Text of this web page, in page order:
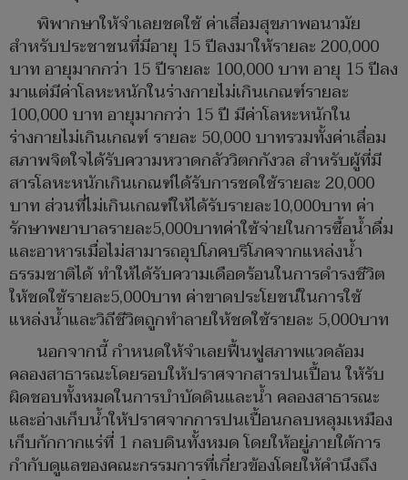
พิพากษาให้จำเลยชดใช้ ค่าเสื่อมสุขภาพอนามัย
สำหรับประชาชนที่มีอายุ 15 ปีลงมาให้รายละ 200,000
บาท อายุมากกว่า 15 ปีรายละ 100,000 บาท อายุ 15 ปีลง
มาแต่มีค่าโลหะหนักในร่างกายไม่เกินเกณฑ์รายละ
100,000 บาท อายุมากกว่า 15 ปี มีค่าโลหะหนักใน
ร่างกายไม่เกินเกณฑ์ รายละ 50,000 บาทรวมทั้งค่าเสื่อม
สภาพจิตใจได้รับความหวาดกลัววิตกกังวล สำหรับผู้ที่มี
สารโลหะหนักเกินเกณฑ์ได้รับการชดใช้รายละ 20,000
บาท ส่วนที่ไม่เกินเกณฑ์ให้ได้รับรายละ10,000บาท ค่า
รักษาพยาบาลรายละ5,000บาทค่าใช้จ่ายในการซื้อน้ำดื่ม
และอาหารเมื่อไม่สามารถอุปโภคบริโภคจากแหล่งน้ำ
ธรรมชาติได้ ทำให้ได้รับความเดือดร้อนในการดำรงชีวิต
ให้ชดใช้รายละ5,000บาท ค่าขาดประโยชน์ในการใช้
แหล่งน้ำและวิถีชีวิตถูกทำลายให้ชดใช้รายละ 5,000บาท
นอกจากนี้ กำหนดให้จำเลยฟื้นฟูสภาพแวดล้อม
คลองสาธารณะโดยรอบให้ปราศจากสารปนเปื้อน ให้รับ
ผิดชอบทั้งหมดในการบำบัดดินและน้ำ คลองสาธารณะ
และอ่างเก็บน้ำให้ปราศจากการปนเปื้อนกลบหลุมเหมือง
เก็บกักกากแร่ที่ 1 กลบดินทั้งหมด โดยให้อยู่ภายใต้การ
กำกับดูแลของคณะกรรมการที่เกี่ยวข้องโดยให้คำนึงถึง